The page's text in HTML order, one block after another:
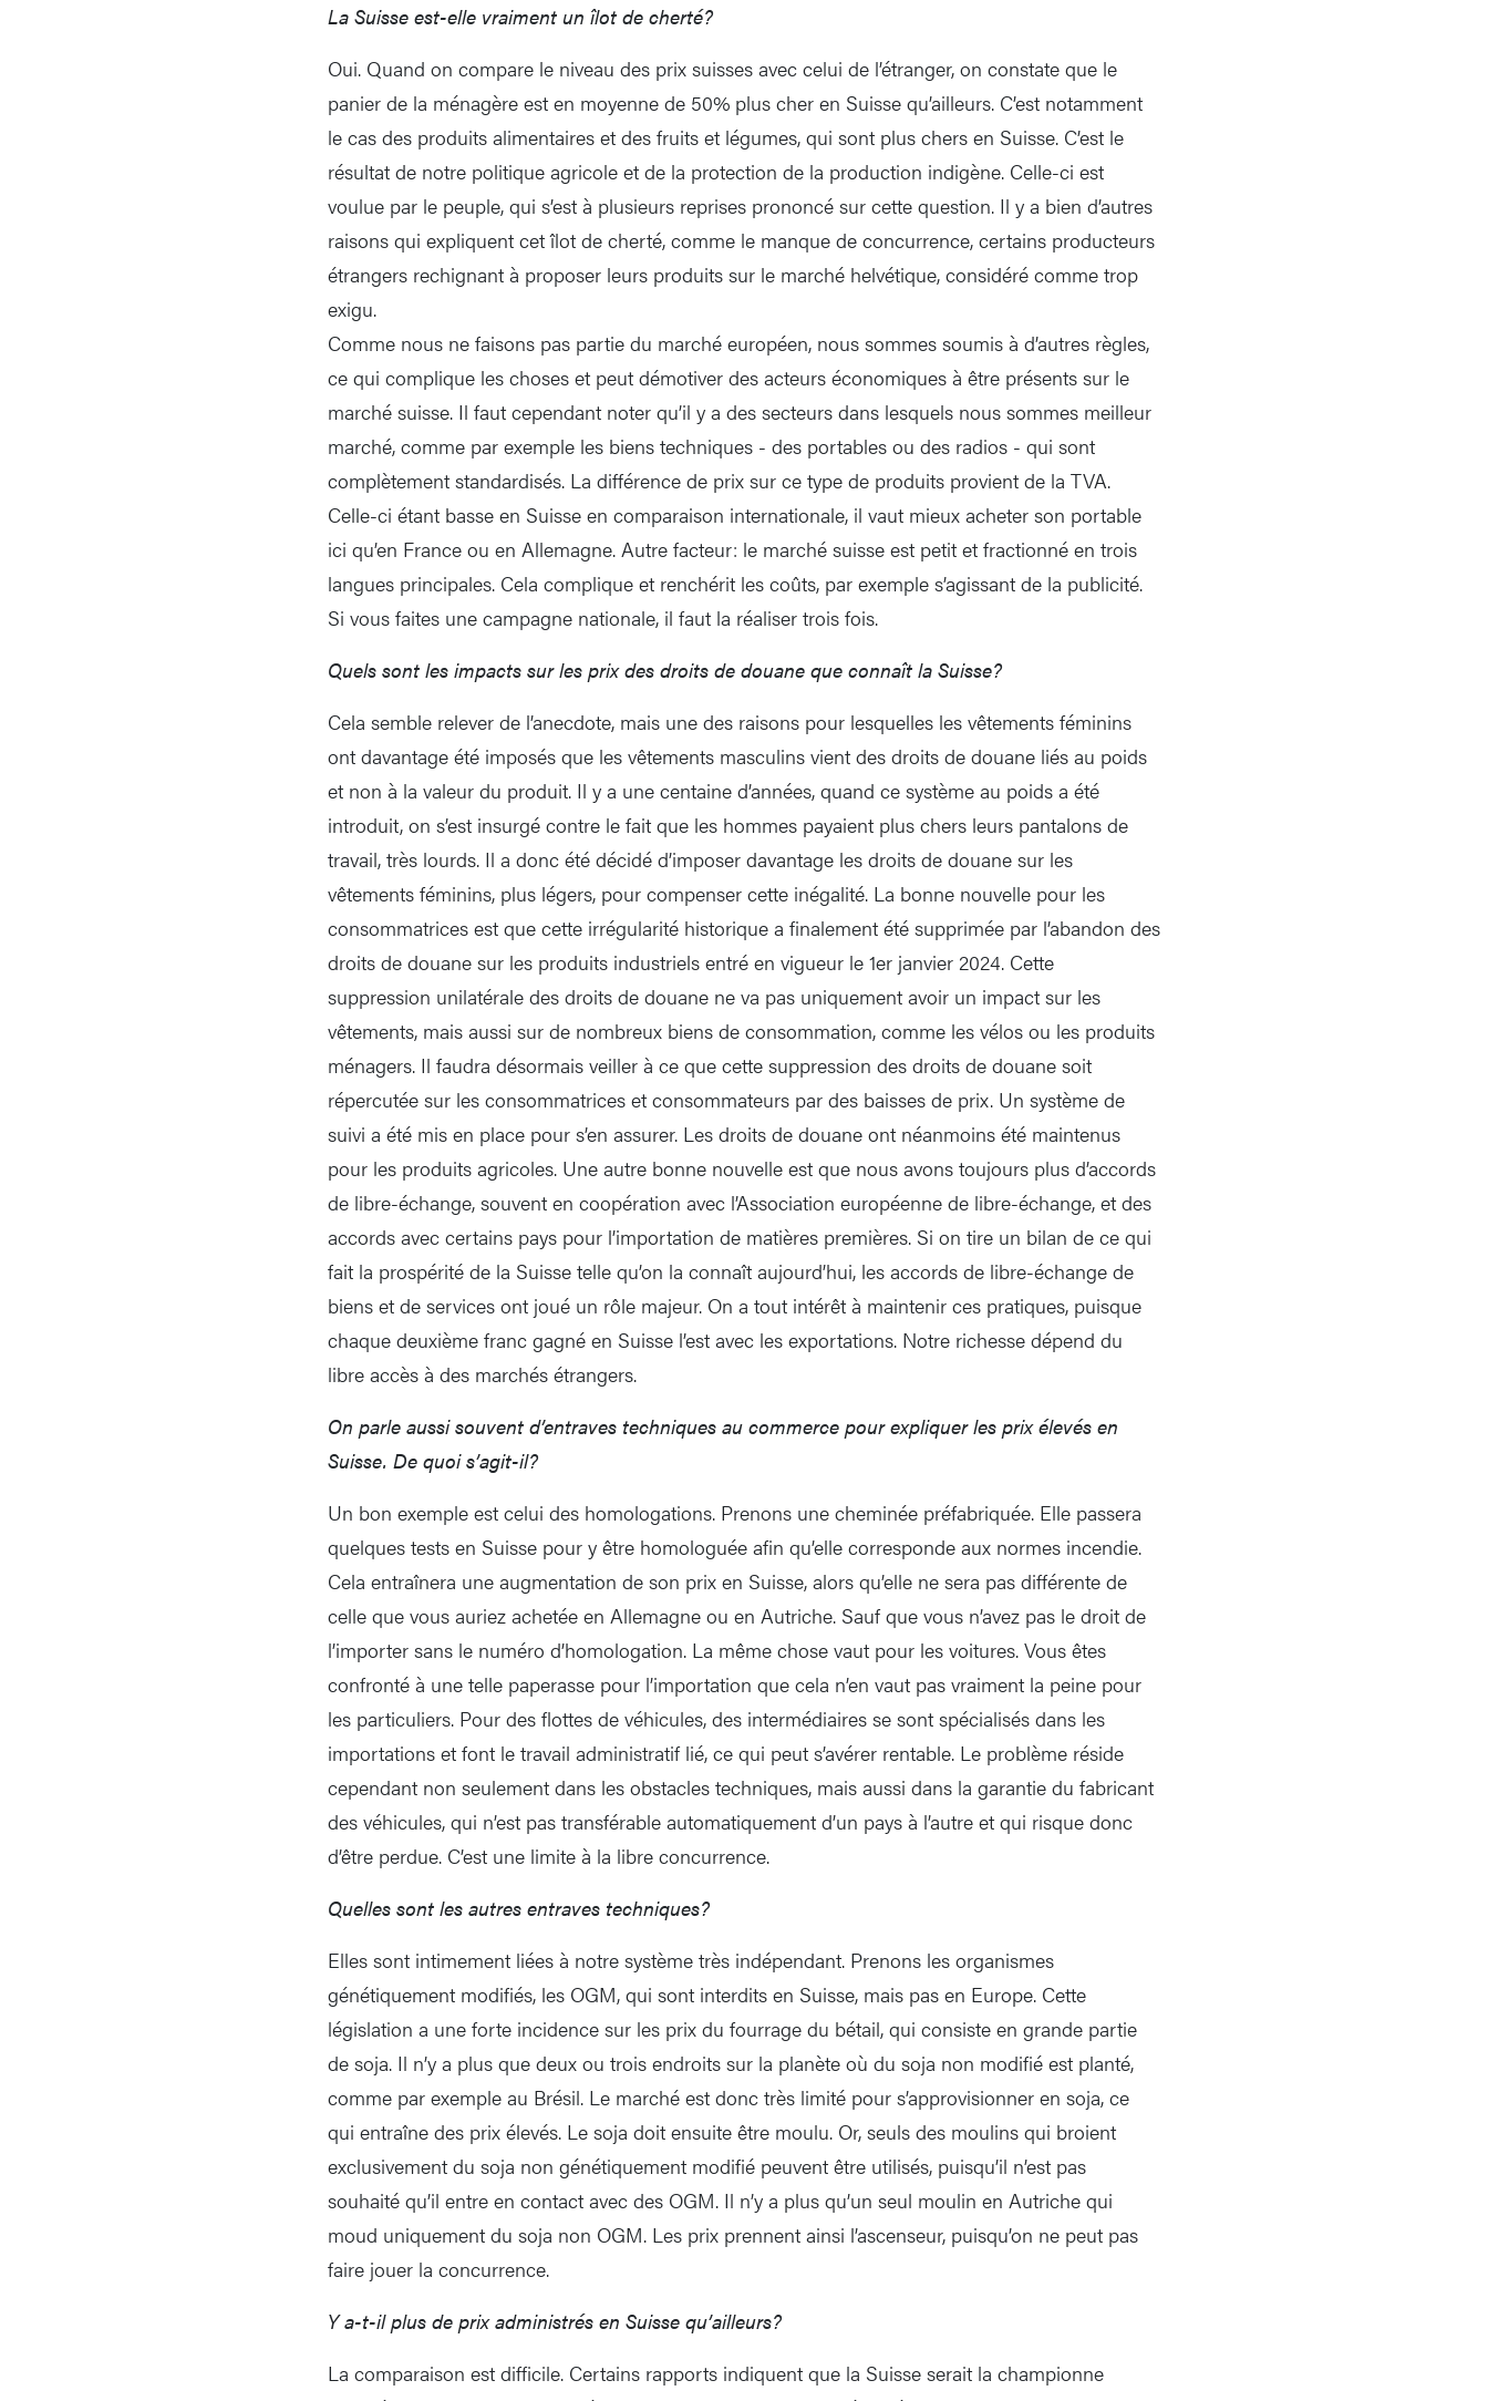
La Suisse est-elle vraiment un îlot de cherté?
Oui. Quand on compare le niveau des prix suisses avec celui de l’étranger, on constate que le
panier de la ménagère est en moyenne de 50% plus cher en Suisse qu’ailleurs. C’est notamment
le cas des produits alimentaires et des fruits et légumes, qui sont plus chers en Suisse. C’est le
résultat de notre politique agricole et de la protection de la production indigène. Celle-ci est
voulue par le peuple, qui s’est à plusieurs reprises prononcé sur cette question. Il y a bien d’autres
raisons qui expliquent cet îlot de cherté, comme le manque de concurrence, certains producteurs
étrangers rechignant à proposer leurs produits sur le marché helvétique, considéré comme trop
exigu.
Comme nous ne faisons pas partie du marché européen, nous sommes soumis à d’autres règles,
ce qui complique les choses et peut démotiver des acteurs économiques à être présents sur le
marché suisse. Il faut cependant noter qu’il y a des secteurs dans lesquels nous sommes meilleur
marché, comme par exemple les biens techniques - des portables ou des radios - qui sont
complètement standardisés. La différence de prix sur ce type de produits provient de la TVA.
Celle-ci étant basse en Suisse en comparaison internationale, il vaut mieux acheter son portable
ici qu’en France ou en Allemagne. Autre facteur: le marché suisse est petit et fractionné en trois
langues principales. Cela complique et renchérit les coûts, par exemple s’agissant de la publicité.
Si vous faites une campagne nationale, il faut la réaliser trois fois.
Quels sont les impacts sur les prix des droits de douane que connaît la Suisse?
Cela semble relever de l’anecdote, mais une des raisons pour lesquelles les vêtements féminins
ont davantage été imposés que les vêtements masculins vient des droits de douane liés au poids
et non à la valeur du produit. Il y a une centaine d’années, quand ce système au poids a été
introduit, on s’est insurgé contre le fait que les hommes payaient plus chers leurs pantalons de
travail, très lourds. Il a donc été décidé d’imposer davantage les droits de douane sur les
vêtements féminins, plus légers, pour compenser cette inégalité. La bonne nouvelle pour les
consommatrices est que cette irrégularité historique a finalement été supprimée par l’abandon des
droits de douane sur les produits industriels entré en vigueur le 1er janvier 2024. Cette
suppression unilatérale des droits de douane ne va pas uniquement avoir un impact sur les
vêtements, mais aussi sur de nombreux biens de consommation, comme les vélos ou les produits
ménagers. Il faudra désormais veiller à ce que cette suppression des droits de douane soit
répercutée sur les consommatrices et consommateurs par des baisses de prix. Un système de
suivi a été mis en place pour s’en assurer. Les droits de douane ont néanmoins été maintenus
pour les produits agricoles. Une autre bonne nouvelle est que nous avons toujours plus d’accords
de libre-échange, souvent en coopération avec l’Association européenne de libre-échange, et des
accords avec certains pays pour l’importation de matières premières. Si on tire un bilan de ce qui
fait la prospérité de la Suisse telle qu’on la connaît aujourd’hui, les accords de libre-échange de
biens et de services ont joué un rôle majeur. On a tout intérêt à maintenir ces pratiques, puisque
chaque deuxième franc gagné en Suisse l’est avec les exportations. Notre richesse dépend du
libre accès à des marchés étrangers.
On parle aussi souvent d’entraves techniques au commerce pour expliquer les prix élevés en
Suisse. De quoi s’agit-il?
Un bon exemple est celui des homologations. Prenons une cheminée préfabriquée. Elle passera
quelques tests en Suisse pour y être homologuée afin qu’elle corresponde aux normes incendie.
Cela entraînera une augmentation de son prix en Suisse, alors qu’elle ne sera pas différente de
celle que vous auriez achetée en Allemagne ou en Autriche. Sauf que vous n’avez pas le droit de
l’importer sans le numéro d’homologation. La même chose vaut pour les voitures. Vous êtes
confronté à une telle paperasse pour l’importation que cela n’en vaut pas vraiment la peine pour
les particuliers. Pour des flottes de véhicules, des intermédiaires se sont spécialisés dans les
importations et font le travail administratif lié, ce qui peut s’avérer rentable. Le problème réside
cependant non seulement dans les obstacles techniques, mais aussi dans la garantie du fabricant
des véhicules, qui n’est pas transférable automatiquement d’un pays à l’autre et qui risque donc
d’être perdue. C’est une limite à la libre concurrence.
Quelles sont les autres entraves techniques?
Elles sont intimement liées à notre système très indépendant. Prenons les organismes
génétiquement modifiés, les OGM, qui sont interdits en Suisse, mais pas en Europe. Cette
législation a une forte incidence sur les prix du fourrage du bétail, qui consiste en grande partie
de soja. Il n’y a plus que deux ou trois endroits sur la planète où du soja non modifié est planté,
comme par exemple au Brésil. Le marché est donc très limité pour s’approvisionner en soja, ce
qui entraîne des prix élevés. Le soja doit ensuite être moulu. Or, seuls des moulins qui broient
exclusivement du soja non génétiquement modifié peuvent être utilisés, puisqu’il n’est pas
souhaité qu’il entre en contact avec des OGM. Il n’y a plus qu’un seul moulin en Autriche qui
moud uniquement du soja non OGM. Les prix prennent ainsi l’ascenseur, puisqu’on ne peut pas
faire jouer la concurrence.
Y a-t-il plus de prix administrés en Suisse qu’ailleurs?
La comparaison est difficile. Certains rapports indiquent que la Suisse serait la championne